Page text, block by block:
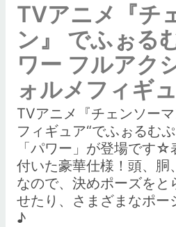
TVアニメ『チ
ン』 でふぉる
ワー フルアク
ォルメフィギ
TVアニメ『チェンソー
フィギュア“でふぉるむ
「パワー」が登場です
付いた豪華仕様！頭、胴
なので、決めポーズをと
せたり、さまざまなポー
♪